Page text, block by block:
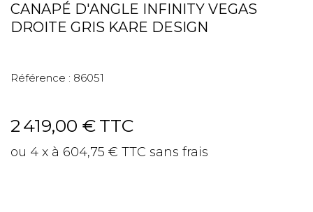
CANAPÉ D'ANGLE INFINITY VEGAS
DROITE GRIS KARE DESIGN
Référence : 86051
2 419,00 € TTC
ou 4 x à 604,75 € TTC sans frais